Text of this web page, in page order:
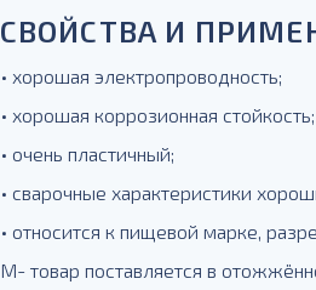
СВОЙСТВА И
• хорошая электропроводность;
• хорошая коррозионная стойкость;
• очень пластичный;
• сварочные характеристики
• относится к пищевой марке,
М- товар поставляется в